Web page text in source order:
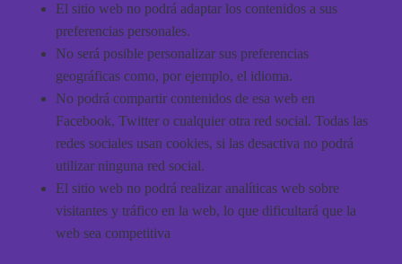
El sitio web no podrá adaptar los contenidos a sus
preferencias personales.
No será posible personalizar sus preferencias
geográficas como, por ejemplo, el idioma.
No podrá compartir contenidos de esa web en
Facebook, Twitter o cualquier otra red social. Todas las
redes sociales usan cookies, si las desactiva no podrá
utilizar ninguna red social.
El sitio web no podrá realizar analíticas web sobre
visitantes y tráfico en la web, lo que dificultará que la
web sea competitiva